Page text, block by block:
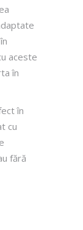
aceste
în
în
cu
fără